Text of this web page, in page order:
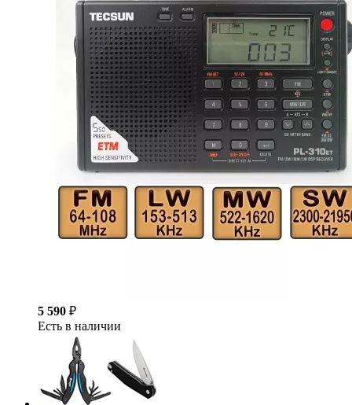
5 590 ₽
Есть в наличии